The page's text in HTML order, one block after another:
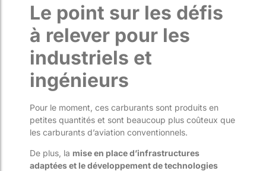
Le point sur les défis
à relever pour les
industriels et
ingénieurs
Pour le moment, ces carburants sont produits en
petites quantités et sont beaucoup plus coûteux que
les carburants d’aviation conventionnels​​.
De plus, la mise en place d’infrastructures
adaptées et le développement de technologies